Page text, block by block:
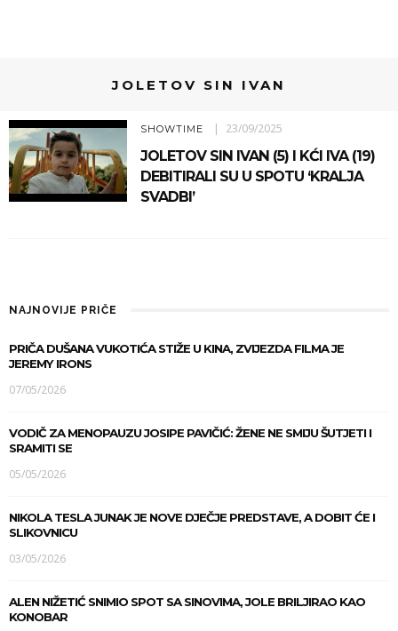
JOLETOV SIN IVAN
SHOWTIME 23/09/2025
JOLETOV SIN IVAN (5) I KĆI IVA (19)
DEBITIRALI SU U SPOTU ‘KRALJA
SVADBI’
NAJNOVIJE PRIČE
PRIČA DUŠANA VUKOTIĆA STIŽE U KINA, ZVIJEZDA FILMA JE
JEREMY IRONS
07/05/2026
VODIČ ZA MENOPAUZU JOSIPE PAVIČIĆ: ŽENE NE SMIJU ŠUTJETI I
SRAMITI SE
05/05/2026
NIKOLA TESLA JUNAK JE NOVE DJEČJE PREDSTAVE, A DOBIT ĆE I
SLIKOVNICU
03/05/2026
ALEN NIŽETIĆ SNIMIO SPOT SA SINOVIMA, JOLE BRILJIRAO KAO
KONOBAR